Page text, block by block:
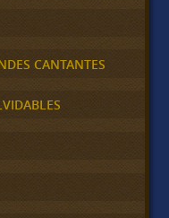
CANTANTES